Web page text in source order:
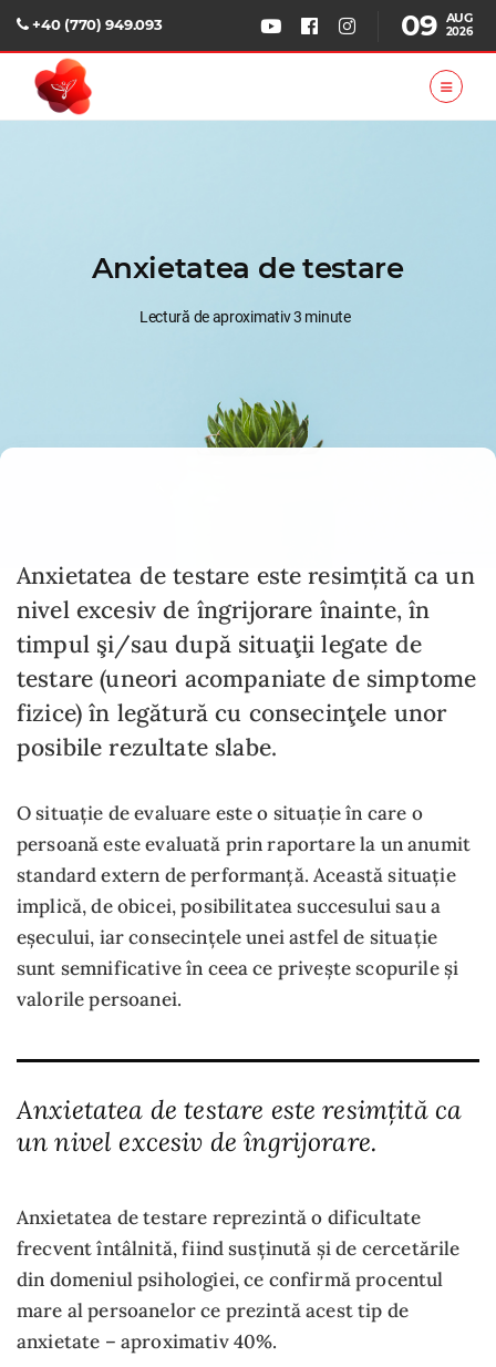
+40 (770) 949.093 09 AUG
2026
Anxietatea de testare
Lectură de aproximativ 3 minute
Anxietatea de testare este resimțită ca un
nivel excesiv de îngrijorare înainte, în
timpul şi/sau după situaţii legate de
testare (uneori acompaniate de simptome
fizice) în legătură cu consecinţele unor
posibile rezultate slabe.
O situație de evaluare este o situație în care o
persoană este evaluată prin raportare la un anumit
standard extern de performanță. Această situație
implică, de obicei, posibilitatea succesului sau a
eșecului, iar consecințele unei astfel de situație
sunt semnificative în ceea ce privește scopurile și
valorile persoanei.
Anxietatea de testare este resimțită ca
un nivel excesiv de îngrijorare.
Anxietatea de testare reprezintă o dificultate
frecvent întâlnită, fiind susținută și de cercetările
din domeniul psihologiei, ce confirmă procentul
mare al persoanelor ce prezintă acest tip de
anxietate – aproximativ 40%.